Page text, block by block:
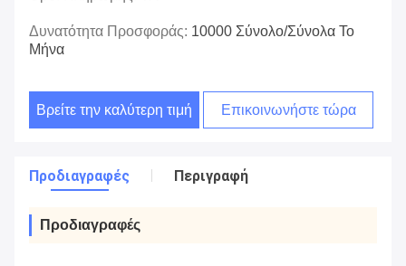
Δυνατότητα Προσφοράς: 10000 Σύνολο/σύνολα Το
Μήνα
Βρείτε την καλύτερη τιμή Επικοινωνήστε τώρα
Προδιαγραφές Περιγραφή
Προδιαγραφές